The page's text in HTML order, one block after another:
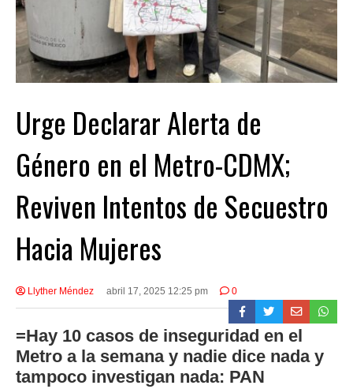
Urge Declarar Alerta de
Género en el Metro-CDMX;
Reviven Intentos de Secuestro
Hacia Mujeres
Llyther Méndez abril 17, 2025 12:25 pm 0
=Hay 10 casos de inseguridad en el
Metro a la semana y nadie dice nada y
tampoco investigan nada: PAN